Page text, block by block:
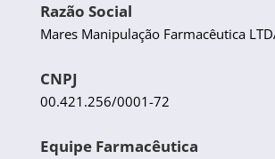
Razão Social
Mares Manipulação Farmacêutica
CNPJ
00.421.256/0001-72
Equipe Farmacêutica